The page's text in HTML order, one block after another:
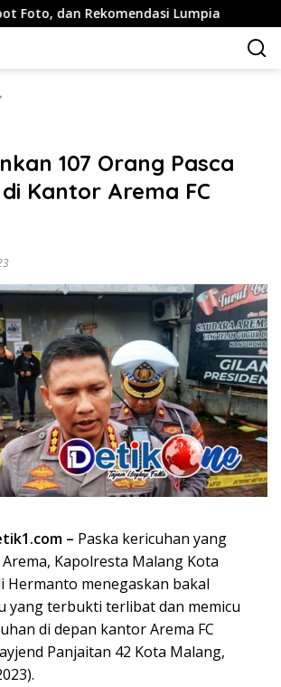
Lumpia Panduan
107 Orang Pasca
Kantor Arema FC
– Paska kericuhan yang
Kapolresta Malang Kota
Hermanto menegaskan bakal
yang terbukti terlibat dan memicu
di depan kantor Arema FC
Panjaitan 42 Kota Malang,